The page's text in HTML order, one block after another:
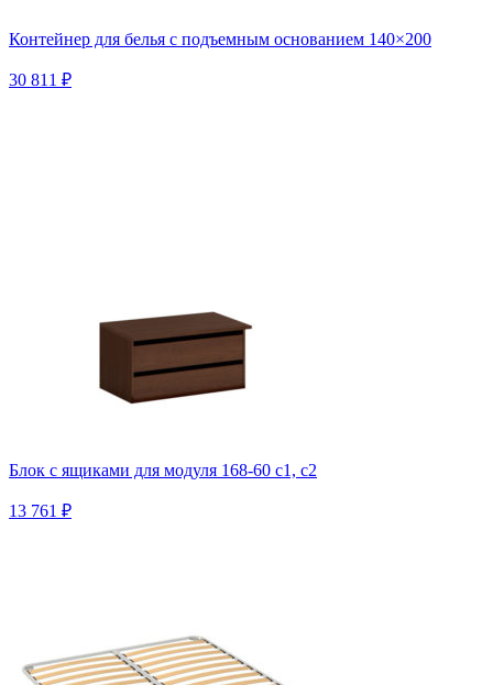
Контейнер для белья с подъемным основанием 140×200
30 811 ₽
Блок с ящиками для модуля 168-60 с1, с2
13 761 ₽